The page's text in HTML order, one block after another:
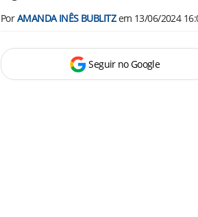
PorAMANDA INÊS BUBLITZem 13/06/2024
Seguir no Google